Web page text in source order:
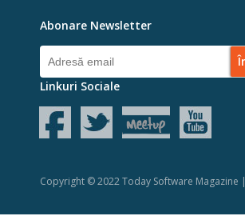
Abonare Newsletter
Linkuri Sociale
Copyright © 2022 Today Software Magazine |